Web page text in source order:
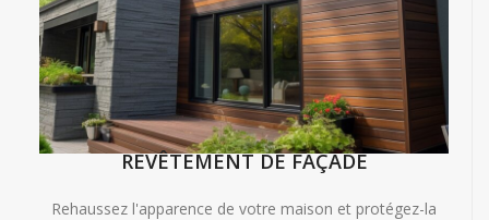
REVÊTEMENT DE FAÇADE
Rehaussez l'apparence de votre maison et protégez-la